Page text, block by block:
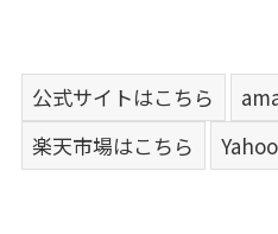
公式サイトはこちら
楽天市場はこちら